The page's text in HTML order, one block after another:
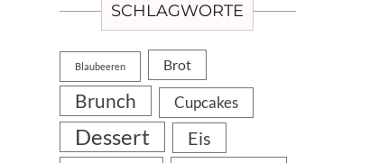
SCHLAGWORTE
Blaubeeren Brot
Brunch Cupcakes
Dessert Eis